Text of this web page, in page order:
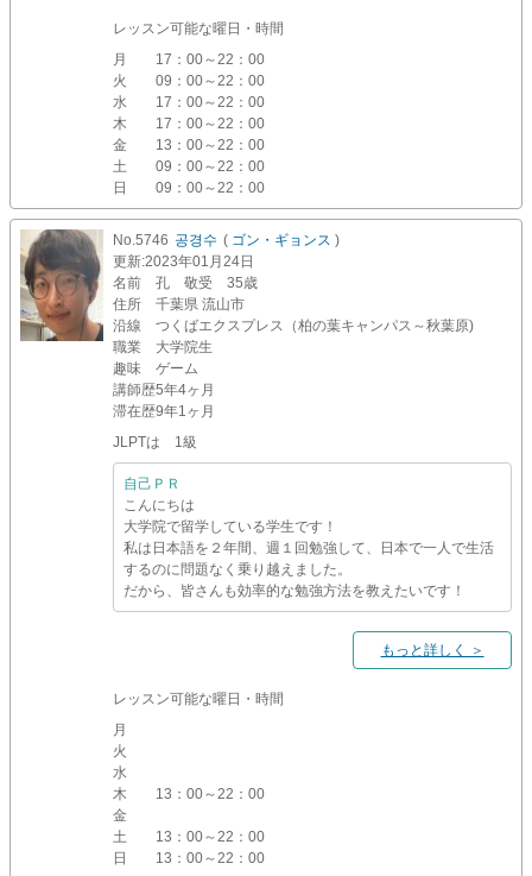
レッスン可能な曜日・時間
月
17：00～22：00
火
09：00～22：00
水
17：00～22：00
木
17：00～22：00
金
13：00～22：00
土
09：00～22：00
日
09：00～22：00
No.5746 공경수 ( ゴン・ギョンス )
更新:2023年01月24日
名前
孔 敬受 35歳
住所
千葉県 流山市
沿線
つくばエクスプレス（柏の葉キャンパス～秋葉原)
職業
大学院生
趣味
ゲーム
講師歴5年4ヶ月
滞在歴9年1ヶ月
JLPTは 1級
自己ＰＲ
こんにちは
大学院で留学している学生です！
私は日本語を２年間、週１回勉強して、日本で一人で生活
するのに問題なく乗り越えました。
だから、皆さんも効率的な勉強方法を教えたいです！
もっと詳しく ＞
レッスン可能な曜日・時間
月
火
水
木
13：00～22：00
金
土
13：00～22：00
日
13：00～22：00